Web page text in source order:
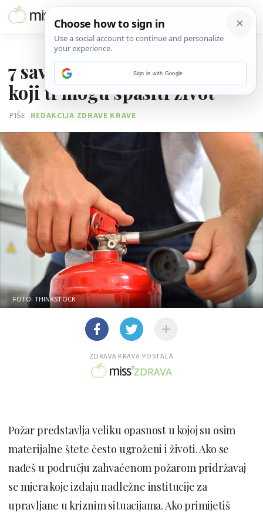
7 savjeta u slučaju požara
koji ti mogu spasiti život
PIŠE REDAKCIJA ZDRAVE KRAVE
FOTO: THINKSTOCK
ZDRAVA KRAVA POSTALA
Požar predstavlja veliku opasnost u kojoj su osim
materijalne štete često ugroženi i životi. Ako se
nađeš u području zahvaćenom požarom pridržavaj
se mjera koje izdaju nadležne institucije za
upravljane u kriznim situacijama. Ako primijetiš
Sign in with Google